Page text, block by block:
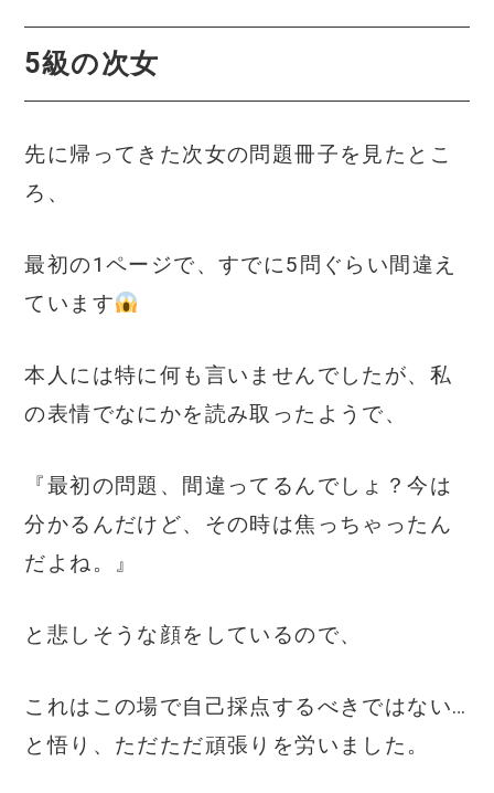
5級の次女
先に帰ってきた次女の問題冊子を見たとこ
ろ、
最初の1ページで、すでに5問ぐらい間違え
ています
本人には特に何も言いませんでしたが、私
の表情でなにかを読み取ったようで、
『最初の問題、間違ってるんでしょ？今は
分かるんだけど、その時は焦っちゃったん
だよね。』
と悲しそうな顔をしているので、
これはこの場で自己採点するべきではない…
と悟り、ただただ頑張りを労いました。